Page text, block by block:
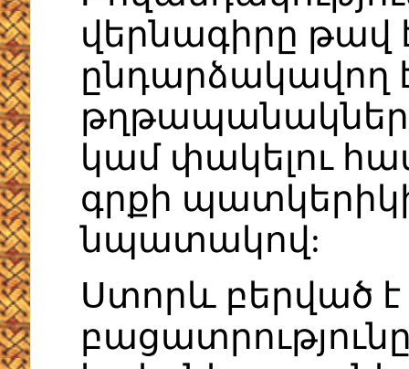
վերնագիրը թավ
ընդարձակավող
կամ փակելու
գրքի
նպատակով:
Ստորև բերված